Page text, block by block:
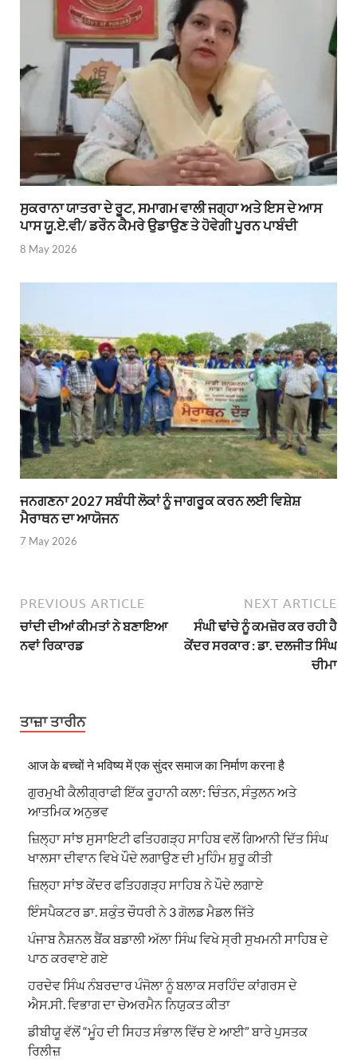
ਸੁਕਰਾਨਾ ਯਾਤਰਾ ਦੇ ਰੂਟ, ਸਮਾਗਮ ਵਾਲੀ ਜਗ੍ਹਾ ਅਤੇ ਇਸ ਦੇ ਆਸ
ਪਾਸ ਯੂ.ਏ.ਵੀ/ ਡਰੌਨ ਕੈਮਰੇ ਉਡਾਉਣ ਤੇ ਹੋਵੇਗੀ ਪੂਰਨ ਪਾਬੰਦੀ
8 May 2026
ਜਨਗਣਨਾ 2027 ਸਬੰਧੀ ਲੋਕਾਂ ਨੂੰ ਜਾਗਰੂਕ ਕਰਨ ਲਈ ਵਿਸ਼ੇਸ਼
ਮੈਰਾਥਨ ਦਾ ਆਯੋਜਨ
7 May 2026
PREVIOUS ARTICLE
ਚਾਂਦੀ ਦੀਆਂ ਕੀਮਤਾਂ ਨੇ ਬਣਾਇਆ
ਨਵਾਂ ਰਿਕਾਰਡ
NEXT ARTICLE
ਸੰਘੀ ਢਾਂਚੇ ਨੂੰ ਕਮਜ਼ੋਰ ਕਰ ਰਹੀ ਹੈ
ਕੇਂਦਰ ਸਰਕਾਰ : ਡਾ. ਦਲਜੀਤ ਸਿੰਘ
ਚੀਮਾ
ਤਾਜ਼ਾ ਤਾਰੀਨ
आज के बच्चों ने भविष्य में एक सुंदर समाज का निर्माण करना है
ਗੁਰਮੁਖੀ ਕੈਲੀਗ੍ਰਾਫੀ ਇੱਕ ਰੂਹਾਨੀ ਕਲਾ: ਚਿੰਤਨ, ਸੰਤੁਲਨ ਅਤੇ
ਆਤਮਿਕ ਅਨੁਭਵ
ਜ਼ਿਲ੍ਹਾ ਸਾਂਝ ਸੁਸਾਇਟੀ ਫਤਿਹਗੜ੍ਹ ਸਾਹਿਬ ਵਲੋਂ ਗਿਆਨੀ ਦਿੱਤ ਸਿੰਘ
ਖਾਲਸਾ ਦੀਵਾਨ ਵਿਖੇ ਪੌਦੇ ਲਗਾਉਣ ਦੀ ਮੁਹਿੰਮ ਸ਼ੁਰੂ ਕੀਤੀ
ਜ਼ਿਲ੍ਹਾ ਸਾਂਝ ਕੇਂਦਰ ਫਤਿਹਗੜ੍ਹ ਸਾਹਿਬ ਨੇ ਪੌਦੇ ਲਗਾਏ
ਇੰਸਪੈਕਟਰ ਡਾ. ਸ਼ਕੁੰਤ ਚੌਧਰੀ ਨੇ 3 ਗੋਲਡ ਮੈਡਲ ਜਿੱਤੇ
ਪੰਜਾਬ ਨੈਸ਼ਨਲ ਬੈਂਕ ਬਡਾਲੀ ਅੱਲਾ ਸਿੰਘ ਵਿਖੇ ਸ੍ਰੀ ਸੁਖਮਨੀ ਸਾਹਿਬ ਦੇ
ਪਾਠ ਕਰਵਾਏ ਗਏ
ਹਰਦੇਵ ਸਿੰਘ ਨੰਬਰਦਾਰ ਪੰਜੋਲਾ ਨੂੰ ਬਲਾਕ ਸਰਹਿੰਦ ਕਾਂਗਰਸ ਦੇ
ਐਸ.ਸੀ. ਵਿਭਾਗ ਦਾ ਚੇਅਰਮੈਨ ਨਿਯੁਕਤ ਕੀਤਾ
ਡੀਬੀਯੂ ਵੱਲੋਂ “ਮੂੰਹ ਦੀ ਸਿਹਤ ਸੰਭਾਲ ਵਿੱਚ ਏ ਆਈ” ਬਾਰੇ ਪੁਸਤਕ
ਰਿਲੀਜ਼